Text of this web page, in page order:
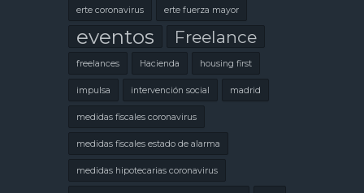
erte coronavirus erte fuerza mayor
eventos Freelance
freelances Hacienda housing first
impulsa intervención social madrid
medidas fiscales coronavirus
medidas fiscales estado de alarma
medidas hipotecarias coronavirus